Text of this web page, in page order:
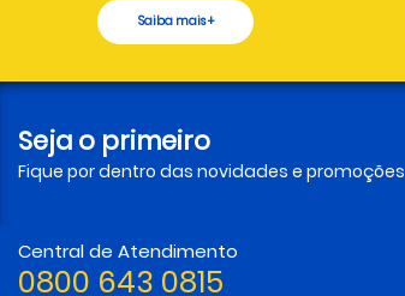
Saiba mais +
Seja o primeiro
Fique por dentro das novidades e promoções
Central de Atendimento
0800 643 0815